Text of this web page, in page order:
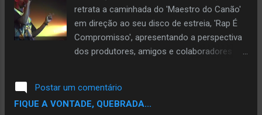
que utilizam a arte para passar mensagens,
transgredir, protestar. Pixos gritam. Lambes
gritam. Estêncils gritam. Graffitis gritam.
Lançam opiniões em cada canto da cidade.
conseguem provocar reflexão e cumprir um
papel social importante para a metrópole."
retrata a caminhada do 'Maestro do Canão'
em direção ao seu disco de estreia, 'Rap É
Compromisso', apresentando a perspectiva
dos produtores, amigos e colaboradores
RZO' e do momento áureo do rap nacional
ao final dos anos 90. O documentário é
Postar um comentário
FIQUE A VONTADE, QUEBRADA...